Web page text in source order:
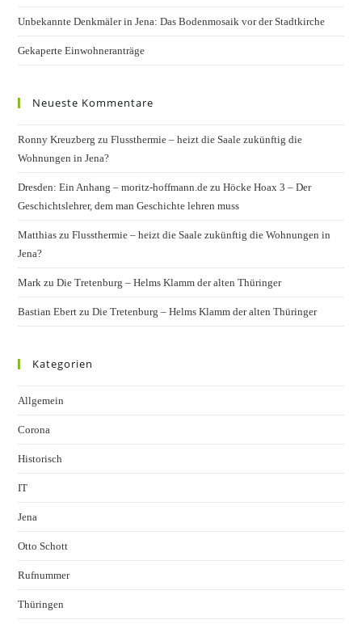
Unbekannte Denkmäler in Jena: Das Bodenmosaik vor der Stadtkirche
Gekaperte Einwohneranträge
Neueste Kommentare
Ronny Kreuzberg zuFlussthermie – heizt die Saale zukünftig die
Wohnungen in Jena?
Dresden: Ein Anhang – moritz-hoffmann.de zuHöcke Hoax 3 – Der
Geschichtslehrer, dem man Geschichte lehren muss
Matthias zuFlussthermie – heizt die Saale zukünftig die Wohnungen in
Jena?
Mark zuDie Tretenburg – Helms Klamm der alten Thüringer
Bastian Ebert zuDie Tretenburg – Helms Klamm der alten Thüringer
Kategorien
Allgemein
Corona
Historisch
IT
Jena
Otto Schott
Rufnummer
Thüringen